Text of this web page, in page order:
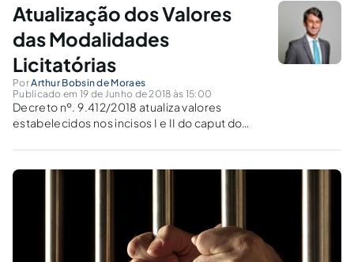
Atualização dos Valores
das Modalidades
Licitatórias
PorArthur Bobsin de Moraes
Publicado em 19 de Junho de 2018 às 15:00
Decreto nº. 9.412/2018 atualiza valores
estabelecidos nos incisos I e II do caput do